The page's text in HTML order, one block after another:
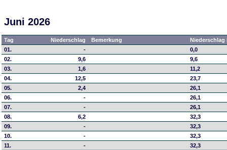
Juni 2026
Tag Niederschlag Bemerkung
01.
-
0,0
02.
9,6
9,6
03.
1,6
11,2
04.
12,5
23,7
05.
2,4
26,1
06.
-
26,1
07.
-
26,1
08.
6,2
32,3
09.
-
32,3
10.
-
32,3
11.
-
32,3